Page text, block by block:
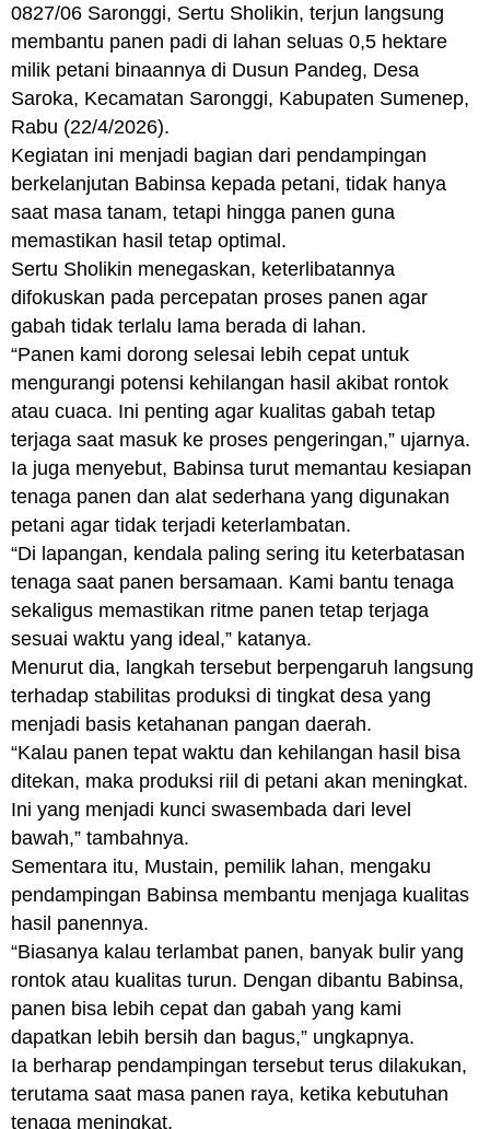
0827/06 Saronggi, Sertu Sholikin, terjun langsung
membantu panen padi di lahan seluas 0,5 hektare
milik petani binaannya di Dusun Pandeg, Desa
Saroka, Kecamatan Saronggi, Kabupaten Sumenep,
Rabu (22/4/2026).
Kegiatan ini menjadi bagian dari pendampingan
berkelanjutan Babinsa kepada petani, tidak hanya
saat masa tanam, tetapi hingga panen guna
memastikan hasil tetap optimal.
Sertu Sholikin menegaskan, keterlibatannya
difokuskan pada percepatan proses panen agar
gabah tidak terlalu lama berada di lahan.
“Panen kami dorong selesai lebih cepat untuk
mengurangi potensi kehilangan hasil akibat rontok
atau cuaca. Ini penting agar kualitas gabah tetap
terjaga saat masuk ke proses pengeringan,” ujarnya.
Ia juga menyebut, Babinsa turut memantau kesiapan
tenaga panen dan alat sederhana yang digunakan
petani agar tidak terjadi keterlambatan.
“Di lapangan, kendala paling sering itu keterbatasan
tenaga saat panen bersamaan. Kami bantu tenaga
sekaligus memastikan ritme panen tetap terjaga
sesuai waktu yang ideal,” katanya.
Menurut dia, langkah tersebut berpengaruh langsung
terhadap stabilitas produksi di tingkat desa yang
menjadi basis ketahanan pangan daerah.
“Kalau panen tepat waktu dan kehilangan hasil bisa
ditekan, maka produksi riil di petani akan meningkat.
Ini yang menjadi kunci swasembada dari level
bawah,” tambahnya.
Sementara itu, Mustain, pemilik lahan, mengaku
pendampingan Babinsa membantu menjaga kualitas
hasil panennya.
“Biasanya kalau terlambat panen, banyak bulir yang
rontok atau kualitas turun. Dengan dibantu Babinsa,
panen bisa lebih cepat dan gabah yang kami
dapatkan lebih bersih dan bagus,” ungkapnya.
Ia berharap pendampingan tersebut terus dilakukan,
terutama saat masa panen raya, ketika kebutuhan
tenaga meningkat.